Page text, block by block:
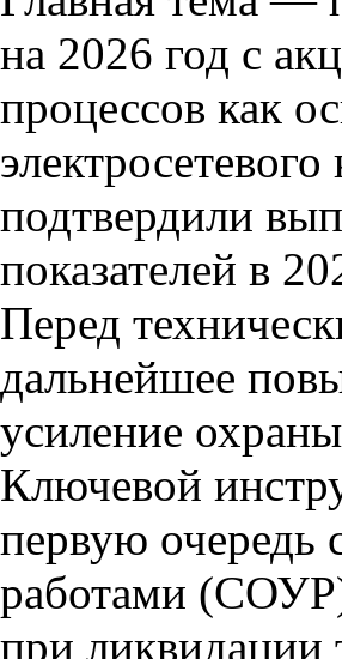
на 2026 год с
процессов как
подтвердили
показателей в
Перед
дальнейшее
усиление
Ключевой
первую очередь
работами
при ликвидации